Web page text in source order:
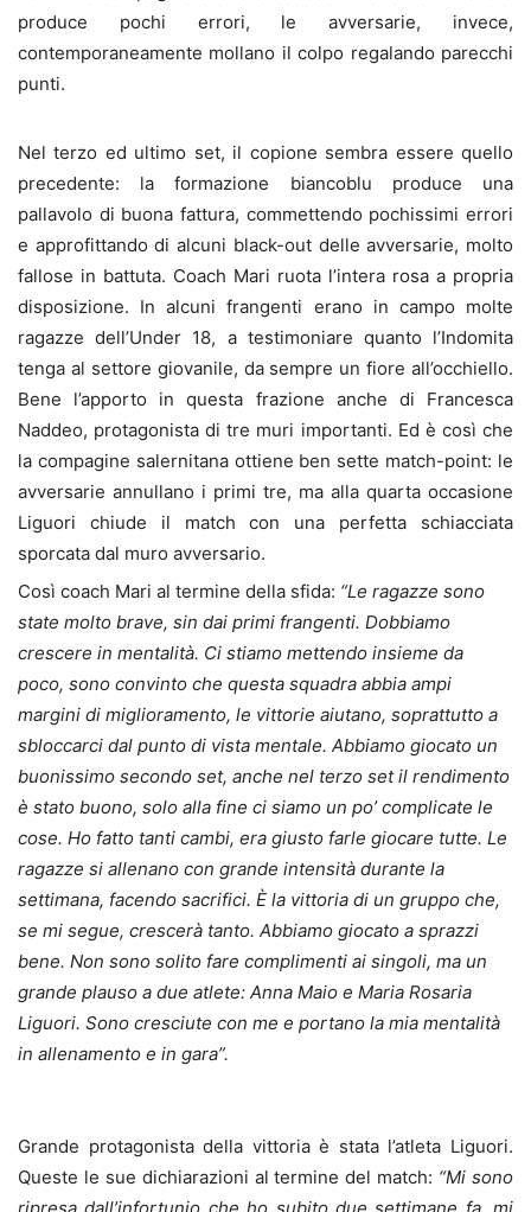
produce pochi errori, le avversarie, invece,
contemporaneamente mollano il colpo regalando parecchi
punti.
Nel terzo ed ultimo set, il copione sembra essere quello
precedente: la formazione biancoblu produce una
pallavolo di buona fattura, commettendo pochissimi errori
e approfittando di alcuni black-out delle avversarie, molto
fallose in battuta. Coach Mari ruota l’intera rosa a propria
disposizione. In alcuni frangenti erano in campo molte
ragazze dell’Under 18, a testimoniare quanto l’Indomita
tenga al settore giovanile, da sempre un fiore all’occhiello.
Bene l’apporto in questa frazione anche di Francesca
Naddeo, protagonista di tre muri importanti. Ed è così che
la compagine salernitana ottiene ben sette match-point: le
avversarie annullano i primi tre, ma alla quarta occasione
Liguori chiude il match con una perfetta schiacciata
sporcata dal muro avversario.
Così coach Mari al termine della sfida: “Le ragazze sono
state molto brave, sin dai primi frangenti. Dobbiamo
crescere in mentalità. Ci stiamo mettendo insieme da
poco, sono convinto che questa squadra abbia ampi
margini di miglioramento, le vittorie aiutano, soprattutto a
sbloccarci dal punto di vista mentale. Abbiamo giocato un
buonissimo secondo set, anche nel terzo set il rendimento
è stato buono, solo alla fine ci siamo un po’ complicate le
cose. Ho fatto tanti cambi, era giusto farle giocare tutte. Le
ragazze si allenano con grande intensità durante la
settimana, facendo sacrifici. È la vittoria di un gruppo che,
se mi segue, crescerà tanto. Abbiamo giocato a sprazzi
bene. Non sono solito fare complimenti ai singoli, ma un
grande plauso a due atlete: Anna Maio e Maria Rosaria
Liguori. Sono cresciute con me e portano la mia mentalità
in allenamento e in gara”.
Grande protagonista della vittoria è stata l’atleta Liguori.
Queste le sue dichiarazioni al termine del match: “Mi sono